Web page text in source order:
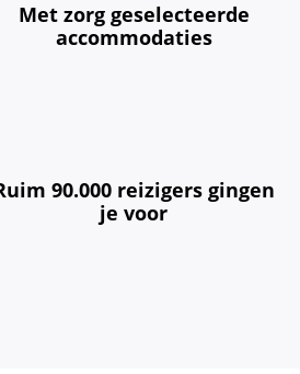
Met zorg geselecteerde
accommodaties
90.000 reizigers gingen
je voor